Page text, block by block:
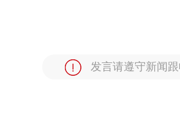
发言请遵守新闻